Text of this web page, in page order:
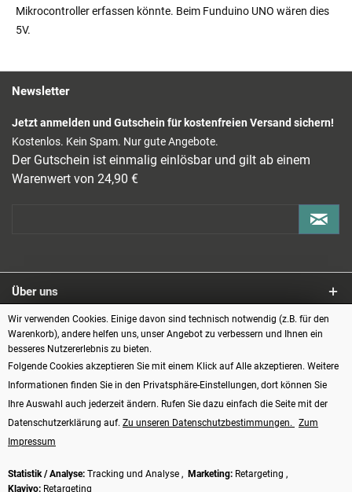
Mikrocontroller erfassen könnte. Beim Funduino UNO wären dies
5V.
Newsletter
Jetzt anmelden und Gutschein für kostenfreien Versand sichern!
Kostenlos. Kein Spam. Nur gute Angebote.
Der Gutschein ist einmalig einlösbar und gilt ab einem
Warenwert von 24,90 €
Über uns
Service
Informationen
Zahlungsarten
Wir verwenden Cookies. Einige davon sind technisch notwendig (z.B. für den
Warenkorb), andere helfen uns, unser Angebot zu verbessern und Ihnen ein
besseres Nutzererlebnis zu bieten.
Folgende Cookies akzeptieren Sie mit einem Klick auf Alle akzeptieren. Weitere
Informationen finden Sie in den Privatsphäre-Einstellungen, dort können Sie
Ihre Auswahl auch jederzeit ändern. Rufen Sie dazu einfach die Seite mit der
Datenschutzerklärung auf. Zu unseren Datenschutzbestimmungen.
Zum
Impressum
Statistik / Analyse: Tracking und Analyse , Marketing: Retargeting ,
Klaviyo: Retargeting